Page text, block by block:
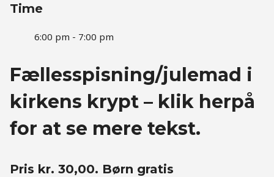
Time
6:00 pm - 7:00 pm
Fællesspisning/julemad i
kirkens krypt – klik herpå
for at se mere tekst.
Pris kr. 30,00. Børn gratis